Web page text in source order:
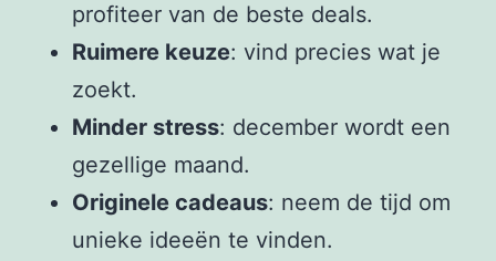
profiteer van de beste deals.
Ruimere keuze: vind precies wat je
zoekt.
Minder stress: december wordt een
gezellige maand.
Originele cadeaus: neem de tijd om
unieke ideeën te vinden.